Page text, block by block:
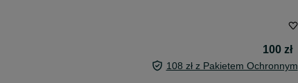
100 zł
108 zł z Pakietem Ochronnym